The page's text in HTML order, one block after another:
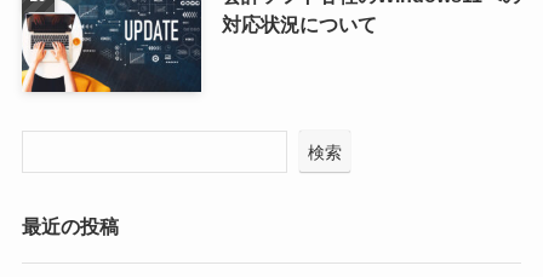
対応状況について
検索
最近の投稿